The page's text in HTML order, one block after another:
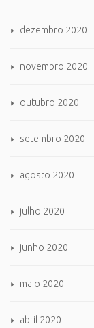
dezembro 2020
novembro 2020
outubro 2020
setembro 2020
agosto 2020
julho 2020
junho 2020
maio 2020
abril 2020